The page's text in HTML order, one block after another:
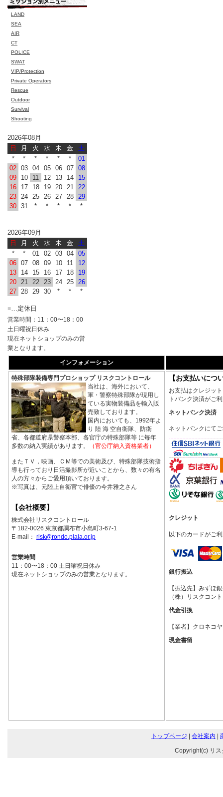
LAND
SEA
AIR
CT
POLICE
SWAT
VIP/Protection
Private Operators
Rescue
Outdoor
Survival
Shooting
2026年08月
日
月 火 水 木 金
土
*
* * * * *
01
02 03 04 05 06 07
08
09
10 11 12 13 14
15
16
17 18 19 20 21
22
23
24 25 26 27 28
29
30 31 * * * * *
2026年09月
日
月 火 水 木 金
土
*
* 01 02 03 04
05
06 07 08 09 10 11
12
13
14 15 16 17 18
19
20
21 22 23 24 25
26
27
28 29 30 * * *
■ …定休日
営業時間：11：00〜18：00
土日曜祝日休み
現在ネットショップのみの営
業となります。
インフォメーション
特殊部隊装備専門プロショップ リスクコントロール
当社は、海外において、
軍・警察特殊部隊が現用し
ている実物装備品を輸入販
売致しております。
国内においても、1992年よ
り 陸 海 空自衛隊、防衛
省、各都道府県警察本部、各官庁の特殊部隊等 に毎年
多数の納入実績があります。
（官公庁納入資格業者）
またＴＶ，映画、ＣＭ等での美術及び、特殊部隊技術指
導も行っており日活撮影所が近いことから、数々の有名
人の方々からご愛用頂いております。
※写真は、元陸上自衛官で俳優の今井雅之さん
【会社概要】
株式会社リスクコントロール
〒182-0026 東京都調布市小島町3-67-1
E-mail： risk@rondo.plala.or.jp
営業時間
11：00〜18：00 土日曜祝日休み
現在ネットショップのみの営業となります。
【お支払いにつ
お支払はクレジッ
トバンク決済がご
ネットバンク決済
ネットバンクにて
クレジット
以下のカードがご
銀行振込
【振込先】みずほ
（株）リスクコン
代金引換
【業者】クロネコ
現金書留
トップページ | 会社案内 |
Copyright(c) リ